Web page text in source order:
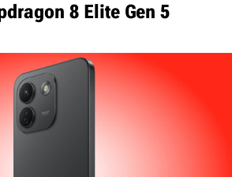
8 Elite Gen 5